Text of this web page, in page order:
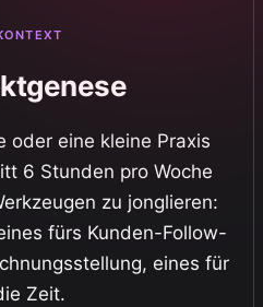
6 Stunden pro Woche
zu jonglieren:
fürs Kunden-Follow-
eines für
Zeit.